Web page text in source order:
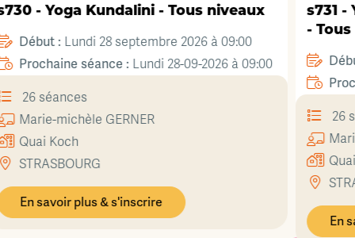
niveaux
2026 à 09:00
09-2026 à 09:00
s731 - Yoga, postures de
Début :Lundi 28 septembre 2026
Lundi 28-09-
STRASBOURG
En savoir plus & s'inscrire